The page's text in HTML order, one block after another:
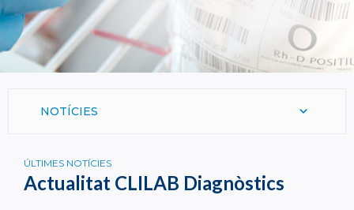
ÚLTIMES NOTÍCIES
Actualitat CLILAB Diagnòstics
NOTÍCIES